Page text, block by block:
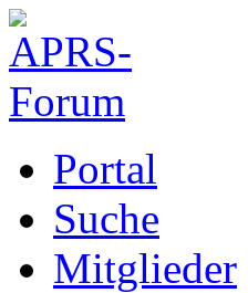
Portal
Suche
Mitglieder